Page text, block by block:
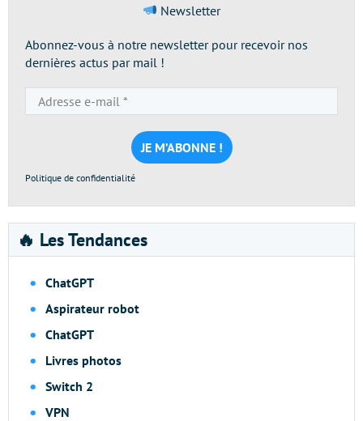
Newsletter
Abonnez-vous à notre newsletter pour recevoir nos
dernières actus par mail !
e-
mail
*
Politique de confidentialité
🔥 Les Tendances
ChatGPT
Aspirateur robot
ChatGPT
Livres photos
Switch 2
VPN